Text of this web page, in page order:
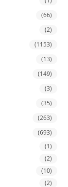
(66)
(2)
(1153)
(13)
(149)
(3)
(35)
(263)
(693)
(1)
(2)
(10)
(2)